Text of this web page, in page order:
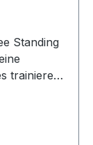
Standing
trainieren.